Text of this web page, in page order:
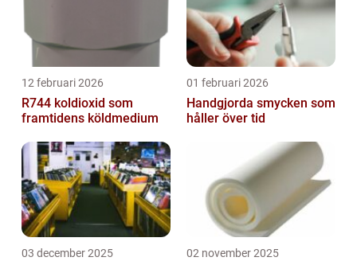
12 februari 2026
R744 koldioxid som
framtidens köldmedium
01 februari 2026
Handgjorda smycken som
håller över tid
03 december 2025 02 november 2025